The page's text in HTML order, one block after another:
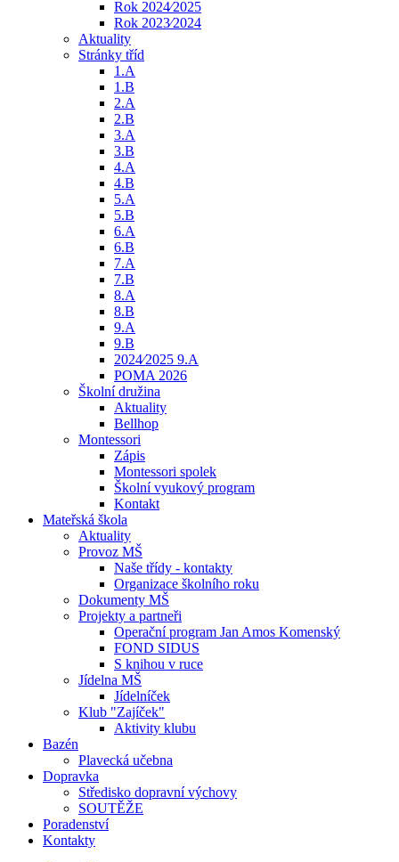
Rok 2024⁄2025
Rok 2023⁄2024
Aktuality
Stránky tříd
1.A
1.B
2.A
2.B
3.A
3.B
4.A
4.B
5.A
5.B
6.A
6.B
7.A
7.B
8.A
8.B
9.A
9.B
2024⁄2025 9.A
POMA 2026
Školní družina
Aktuality
Bellhop
Montessori
Zápis
Montessori spolek
Školní vyukový program
Kontakt
Mateřská škola
Aktuality
Provoz MŠ
Naše třídy - kontakty
Organizace školního roku
Dokumenty MŠ
Projekty a partneři
Operační program Jan Amos Komenský
FOND SIDUS
S knihou v ruce
Jídelna MŠ
Jídelníček
Klub "Zajíček"
Aktivity klubu
Bazén
Plavecká učebna
Dopravka
Středisko dopravní výchovy
SOUTĚŽE
Poradenství
Kontakty